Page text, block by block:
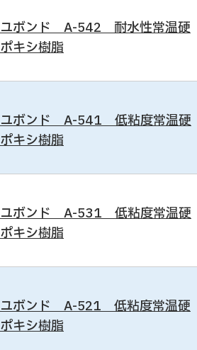
ボンド A-542 耐水性常温硬
キシ樹脂
ボンド A-541 低粘度常温硬
キシ樹脂
ボンド A-531 低粘度常温硬
キシ樹脂
ボンド A-521 低粘度常温硬
キシ樹脂